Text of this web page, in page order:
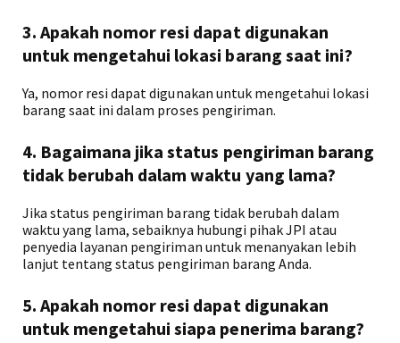
3. Apakah nomor resi dapat digunakan
untuk mengetahui lokasi barang saat ini?
Ya, nomor resi dapat digunakan untuk mengetahui lokasi
barang saat ini dalam proses pengiriman.
4. Bagaimana jika status pengiriman barang
tidak berubah dalam waktu yang lama?
Jika status pengiriman barang tidak berubah dalam
waktu yang lama, sebaiknya hubungi pihak JPI atau
penyedia layanan pengiriman untuk menanyakan lebih
lanjut tentang status pengiriman barang Anda.
5. Apakah nomor resi dapat digunakan
untuk mengetahui siapa penerima barang?